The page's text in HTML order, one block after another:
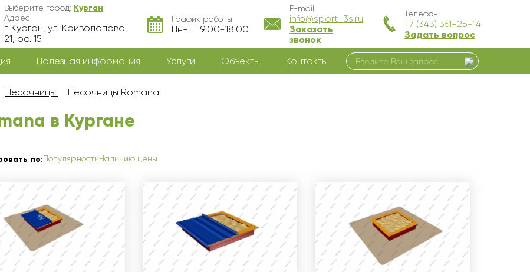
Выберите город: Курган
Адрес
г. Курган, ул. Криволапова,
21, оф. 15
График работы
Пн-Пт 9:00-18:00
E-mail
info@sport-3s.ru
Заказать
звонок
Телефон
+7 (343) 361-25-14
Задать вопрос
Полезная информация Услуги Объекты Контакты
Песочницы Песочницы Romana
в Курганe
по:ПопулярностиНаличию цены